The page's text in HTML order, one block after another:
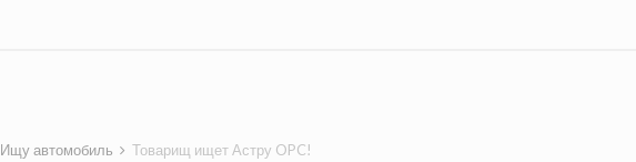
Ищу автомобиль Товарищ ищет Астру OPC!